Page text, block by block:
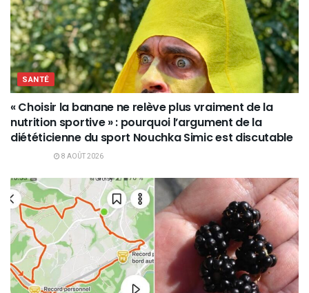
SANTÉ
« Choisir la banane ne relève plus vraiment de la
nutrition sportive » : pourquoi l’argument de la
diététicienne du sport Nouchka Simic est discutable
8 AOÛT 2026